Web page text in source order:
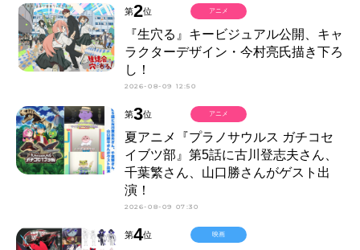
第2位
『生穴る』キービジュアル公開、キャ
ラクターデザイン・今村亮氏描き下ろ
し！
2026-08-09 12:50
アニメ
第3位
夏アニメ『プラノサウルス ガチコセ
イブツ部』第5話に古川登志夫さん、
千葉繁さん、山口勝さんがゲスト出
演！
2026-08-09 07:30
アニメ
第4位 映画